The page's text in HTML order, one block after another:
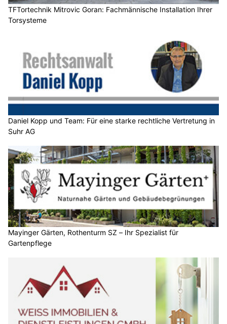
TFTortechnik Mitrovic Goran: Fachmännische Installation Ihrer
Torsysteme
Daniel Kopp und Team: Für eine starke rechtliche Vertretung in
Suhr AG
Mayinger Gärten, Rothenturm SZ – Ihr Spezialist für
Gartenpflege